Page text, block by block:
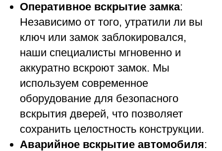
Оперативное вскрытие замка:
Независимо от того, утратили ли вы
ключ или замок заблокировался,
наши специалисты мгновенно и
аккуратно вскроют замок. Мы
используем современное
оборудование для безопасного
вскрытия дверей, что позволяет
сохранить целостность конструкции.
Аварийное вскрытие автомобиля: